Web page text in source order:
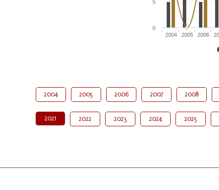
2004 2005 2006
0
5
2004 2005 2006 2007 2008
2021 2022 2023 2024 2025